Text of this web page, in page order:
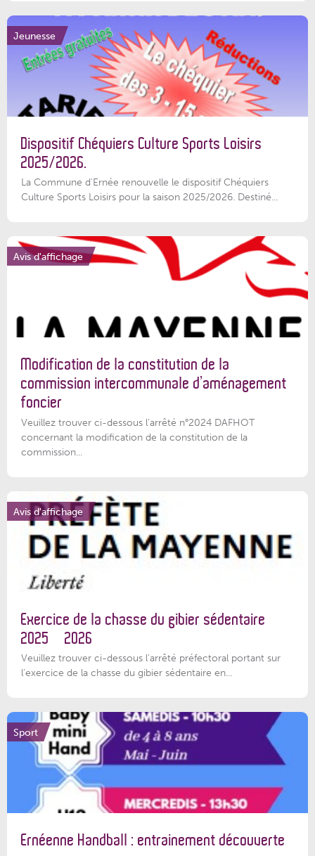
Jeunesse
Dispositif Chéquiers Culture Sports Loisirs
2025/2026.
La Commune d'Ernée renouvelle le dispositif Chéquiers
Culture Sports Loisirs pour la saison 2025/2026. Destiné...
Avis d'affichage
Modification de la constitution de la
commission intercommunale d’aménagement
foncier
Veuillez trouver ci-dessous l'arrêté n°2024 DAFHOT
concernant la modification de la constitution de la
commission...
Avis d'affichage
Exercice de la chasse du gibier sédentaire
2025 – 2026
Veuillez trouver ci-dessous l'arrêté préfectoral portant sur
l'exercice de la chasse du gibier sédentaire en...
Sport
Ernéenne Handball : entrainement découverte